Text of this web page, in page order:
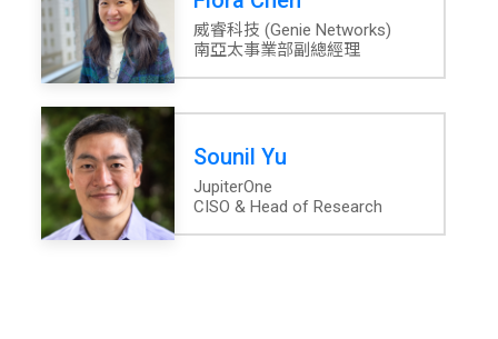
威睿科技 (Genie Networks)
南亞太事業部副總經理
Sounil Yu
JupiterOne
CISO & Head of Research